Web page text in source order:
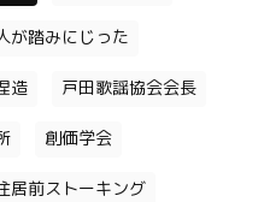
が踏みにじった
造 戸田歌謡協会会長
創価学会
居前ストーキング